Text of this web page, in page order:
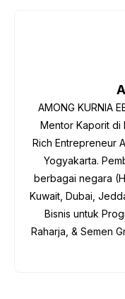
o
k
AMONG KURNIA
Mentor Kaporit di
Rich Entrepreneur
Yogyakarta.
berbagai negara
Kuwait, Dubai,
Bisnis untuk
Raharja, & Semen